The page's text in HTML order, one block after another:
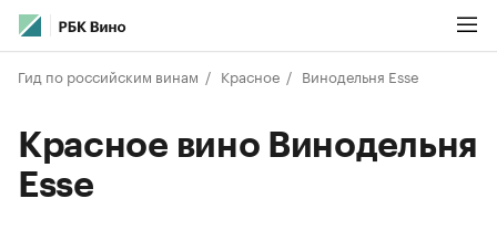
Гид по российским винам Красное Винодельня Esse
Красное вино Винодельня
Esse